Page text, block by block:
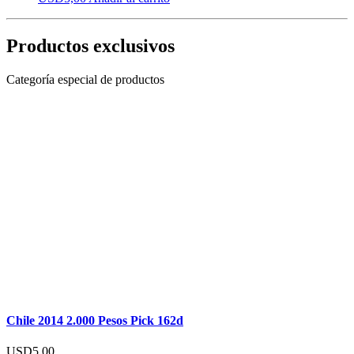
Productos exclusivos
Categoría especial de productos
Chile 2014 2.000 Pesos Pick 162d
USD5,00